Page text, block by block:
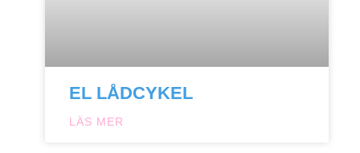
EL LÅDCYKEL
LÄS MER